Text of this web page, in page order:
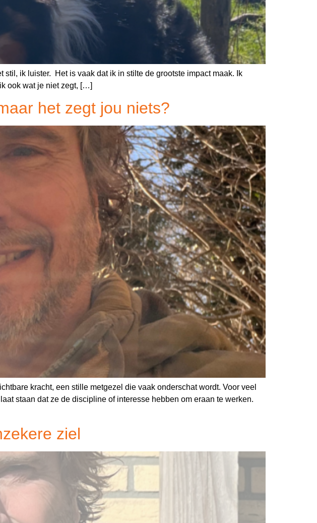
stil, ik luister. Het is vaak dat ik in stilte de grootste impact maak. Ik
ook wat je niet zegt, […]
het zegt jou niets?
kracht, een stille metgezel die vaak onderschat wordt. Voor veel
staan dat ze de discipline of interesse hebben om eraan te werken.
ziel